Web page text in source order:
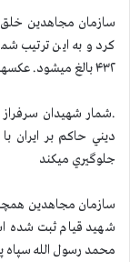
كرد و به اين ترتيب
۴۳۲ بالغ ميشود. عكسهاي ۱۶۹ تن از اين شهيدان نيز منتشر شده است
ديني حاكم بر ايران
جلوگيري ميكند
شهيد قيام ثبت شده